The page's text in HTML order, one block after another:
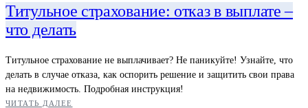
Титульное страхование: отказ в выплате –
что делать
Титульное страхование не выплачивает? Не паникуйте! Узнайте, что
делать в случае отказа, как оспорить решение и защитить свои права
на недвижимость. Подробная инструкция!
ЧИТАТЬ ДАЛЕЕ